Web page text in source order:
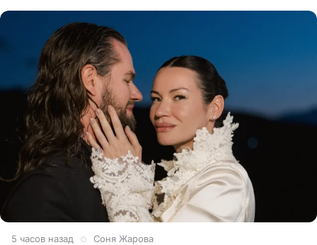
5 часов назад Соня Жарова